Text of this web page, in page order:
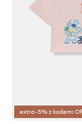
extra -5% z kodem: